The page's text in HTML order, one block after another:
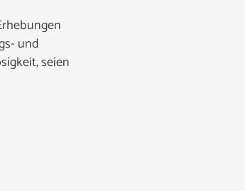
und
seien